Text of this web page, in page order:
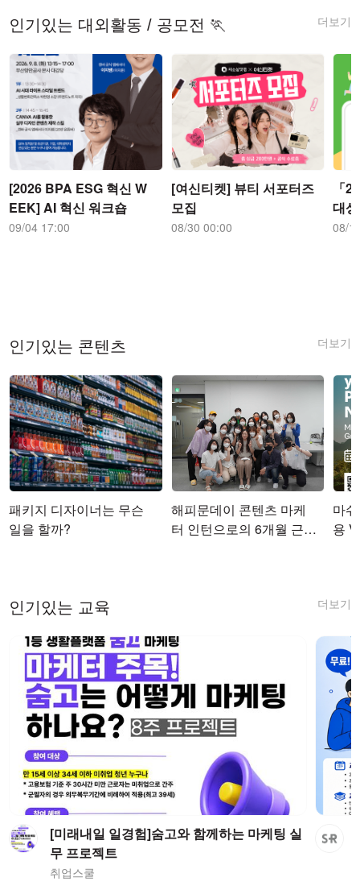
더보기
인기있는 대외활동 / 공모전 🏃
[2026 BPA ESG 혁신 W
EEK] AI 혁신 워크숍
09/04 17:00
[여신티켓] 뷰티 서포터즈
모집
08/30 00:00
「
대
08/
더보기
인기있는 콘텐츠
패키지 디자이너는 무슨
일을 할까?
해피문데이 콘텐츠 마케
터 인턴으로의 6개월 근무
마쉬
용
더보기
인기있는 교육
[미래내일 일경험]숨고와 함께하는 마케팅 실
무 프로젝트
취업스쿨